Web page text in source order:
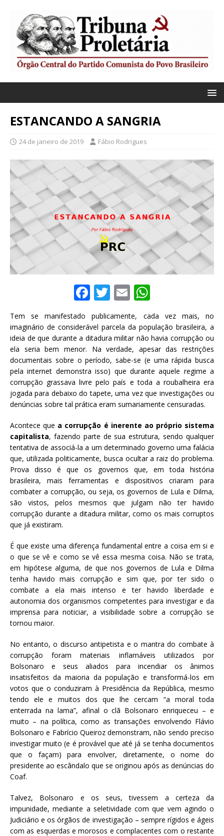
ESTANCANDO A SANGRIA
24 de janeiro de 2019 Fábio Rodrigues
F
a
c
e
b
o
o
k
T
it
te
r
E
ai
l
h
at
s
A
p
p
Tem se manifestado publicamente, cada vez mais, no
imaginário de considerável parcela da população brasileira, a
ideia de que durante a ditadura militar não havia corrupção ou
ela seria bem menor. Na verdade, apesar das restrições
documentais sobre o período, sabe-se (e uma rápida busca
pela internet demonstra isso) que durante aquele regime a
corrupção grassava livre pelo país e toda a roubalheira era
jogada para debaixo do tapete, uma vez que investigações ou
denúncias sobre tal prática eram sumariamente censuradas.
Acontece que a corrupção é inerente ao próprio sistema
capitalista, fazendo parte de sua estrutura, sendo qualquer
tentativa de associá-la a um determinado governo uma falácia
que, utilizada politicamente, busca ocultar a raiz do problema.
Prova disso é que os governos que, em toda história
brasileira, mais ferramentas e dispositivos criaram para
combater a corrupção, ou seja, os governos de Lula e Dilma,
são vistos, pelos mesmos que julgam não ter havido
corrupção durante a ditadura militar, como os mais corruptos
que já existiram.
É que existe uma diferença fundamental entre a coisa em si e
o que se vê e como se vê essa mesma coisa. Não se trata,
em hipótese alguma, de que nos governos de Lula e Dilma
tenha havido mais corrupção e sim que, por ter sido o
combate a ela mais intenso e ter havido liberdade e
autonomia dos organismos competentes para investigar e da
imprensa para noticiar, a visibilidade sobre a corrupção se
tornou maior.
No entanto, o discurso antipetista e o mantra do combate à
corrupção foram materiais inflamáveis utilizados por
Bolsonaro e seus aliados para incendiar os ânimos
insatisfeitos da maioria da população e transformá-los em
votos que o conduziram à Presidência da República, mesmo
tendo ele e muitos dos que lhe cercam “a moral toda
enterrada na lama”, afinal o clã Bolsonaro enriqueceu – e
muito – na política, como as transações envolvendo Flávio
Bolsonaro e Fabrício Queiroz demonstram, não sendo preciso
investigar muito (e é provável que até já se tenha documentos
que o façam) para envolver, diretamente, o nome do
presidente ao escândalo que se originou após as denúncias do
Coaf.
Talvez, Bolsonaro e os seus, tivessem a certeza da
impunidade, mediante a seletividade com que vem agindo o
Judiciário e os órgãos de investigação – sempre rígidos e ágeis
com as esquerdas e morosos e complacentes com o restante